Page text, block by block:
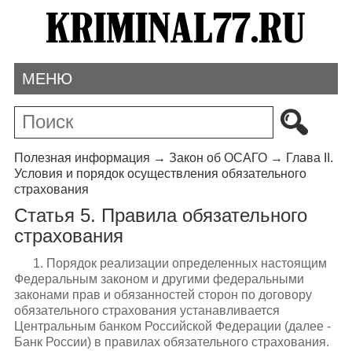
МЕНЮ
Полезная информация → Закон об ОСАГО→ Глава II.
Условия и порядок осуществления обязательного
страхования
Статья 5. Правила обязательного
страхования
1. Порядок реализации определенных настоящим
Федеральным законом и другими федеральными
законами прав и обязанностей сторон по договору
обязательного страхования устанавливается
Центральным банком Российской Федерации (далее -
Банк России) в правилах обязательного страхования.